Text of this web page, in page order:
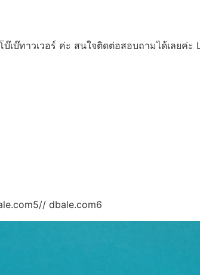
ทาวเวอร์ ค่ะ สนใจติดต่อสอบถามได้เลยค่ะ
dbale.com6